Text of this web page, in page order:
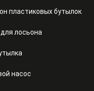
пластиковых бутылок
лосьона
насос